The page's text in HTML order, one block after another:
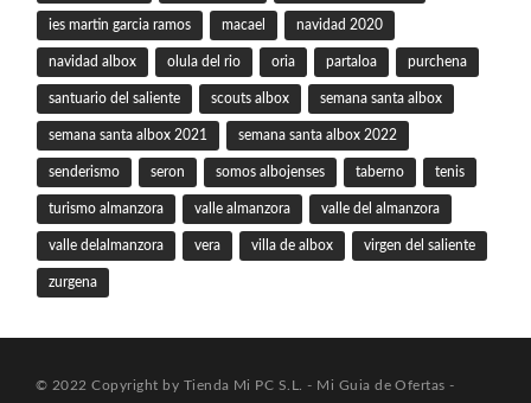
ies martin garcia ramos macael navidad 2020
navidad albox olula del rio oria partaloa purchena
santuario del saliente scouts albox semana santa albox
semana santa albox 2021 semana santa albox 2022
senderismo seron somos albojenses taberno tenis
turismo almanzora valle almanzora valle del almanzora
valle delalmanzora vera villa de albox virgen del saliente
zurgena
© 2022 Copyright by Tienda Mi PC S.L. - Mi Guia de Ofertas -